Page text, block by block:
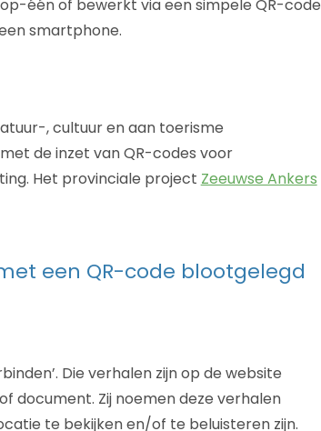
één of bewerkt via een simpele QR-code
smartphone.
, cultuur en aan toerisme
de inzet van QR-codes voor
Het provinciale project Zeeuwse Ankers
een QR-code blootgelegd
Die verhalen zijn op de website
document. Zij noemen deze verhalen
te bekijken en/of te beluisteren zijn.